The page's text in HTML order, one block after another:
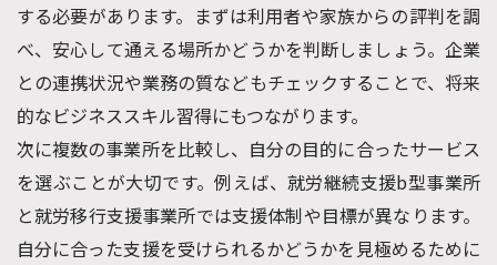
する必要があります。まずは利用者や家族からの評判を調
べ、安心して通える場所かどうかを判断しましょう。企業
との連携状況や業務の質などもチェックすることで、将来
的なビジネススキル習得にもつながります。
次に複数の事業所を比較し、自分の目的に合ったサービス
を選ぶことが大切です。例えば、就労継続支援b型事業所
と就労移行支援事業所では支援体制や目標が異なります。
自分に合った支援を受けられるかどうかを見極めるために